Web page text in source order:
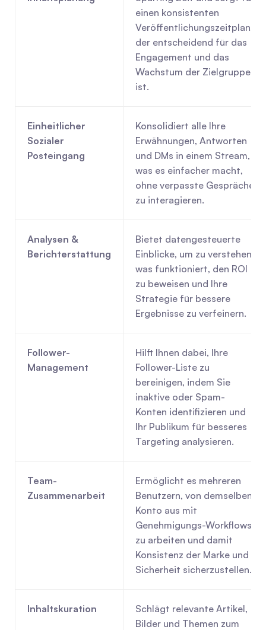
einen konsistenten
Veröffentlichungszeitplan,
der entscheidend für das
Engagement und das
Wachstum der Zielgruppe
ist.
Einheitlicher
Sozialer
Posteingang
Konsolidiert alle Ihre
Erwähnungen, Antworten
und DMs in einem Stream,
was es einfacher macht,
ohne verpasste Gespräche
zu interagieren.
Analysen &
Berichterstattung
Bietet datengesteuerte
Einblicke, um zu verstehen,
was funktioniert, den ROI
zu beweisen und Ihre
Strategie für bessere
Ergebnisse zu verfeinern.
Follower-
Management
Hilft Ihnen dabei, Ihre
Follower-Liste zu
bereinigen, indem Sie
inaktive oder Spam-
Konten identifizieren und
Ihr Publikum für besseres
Targeting analysieren.
Team-
Zusammenarbeit
Ermöglicht es mehreren
Benutzern, von demselben
Konto aus mit
Genehmigungs-Workflows
zu arbeiten und damit
Konsistenz der Marke und
Sicherheit sicherzustellen.
Inhaltskuration
Schlägt relevante Artikel,
Bilder und Themen zum